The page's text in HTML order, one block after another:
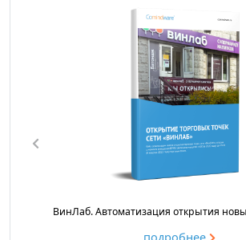
ВинЛаб. Автоматизация открытия новых